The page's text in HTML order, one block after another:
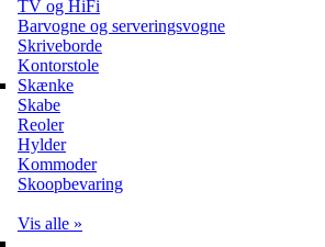
TV og HiFi
Barvogne og serveringsvogne
Skriveborde
Kontorstole
Skænke
Skabe
Reoler
Hylder
Kommoder
Skoopbevaring
Vis alle »